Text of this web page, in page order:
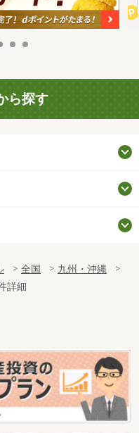
ら探す
全国
九州・沖縄
詳細